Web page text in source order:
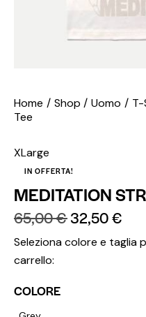
Home Shop Uomo
Tee
XLarge
IN OFFERTA!
MEDITATION
65,00€32,50€
Seleziona colore e taglia
carrello:
COLORE